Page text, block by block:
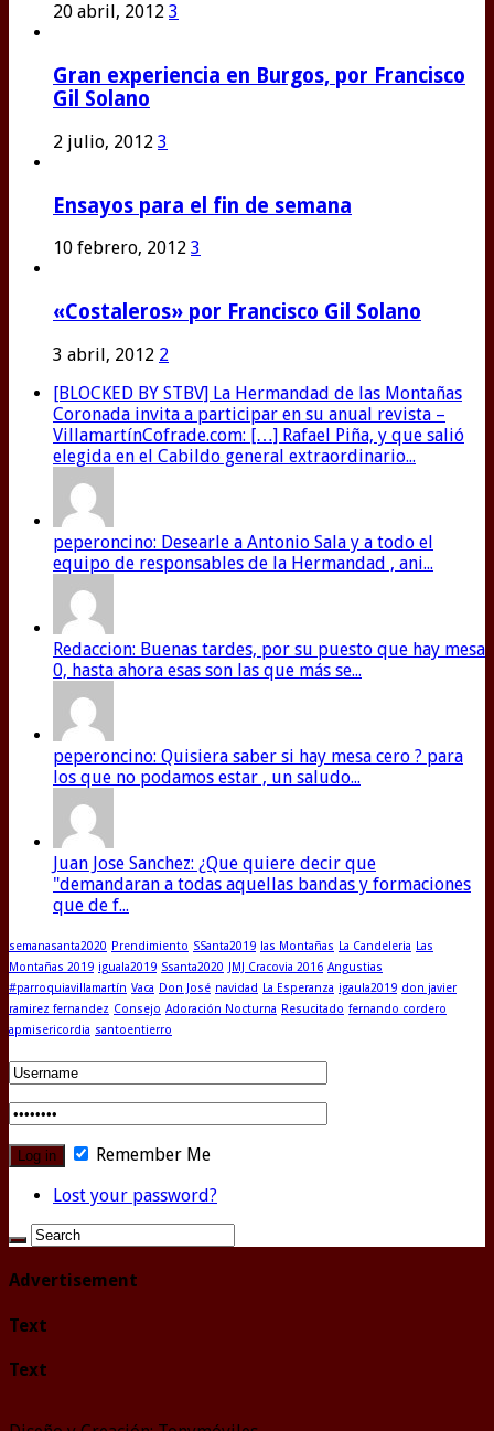
20 abril, 2012 3
Gran experiencia en Burgos, por Francisco
Gil Solano
2 julio, 2012 3
Ensayos para el fin de semana
10 febrero, 2012 3
«Costaleros» por Francisco Gil Solano
3 abril, 2012 2
[BLOCKED BY STBV] La Hermandad de las Montañas
Coronada invita a participar en su anual revista –
VillamartínCofrade.com: […] Rafael Piña, y que salió
elegida en el Cabildo general extraordinario...
peperoncino: Desearle a Antonio Sala y a todo el
equipo de responsables de la Hermandad , ani...
Redaccion: Buenas tardes, por su puesto que hay mesa
0, hasta ahora esas son las que más se...
peperoncino: Quisiera saber si hay mesa cero ? para
los que no podamos estar , un saludo...
Juan Jose Sanchez: ¿Que quiere decir que
"demandaran a todas aquellas bandas y formaciones
que de f...
semanasanta2020 Prendimiento SSanta2019 las Montañas La Candeleria Las
Montañas 2019 iguala2019 Ssanta2020 JMJ Cracovia 2016 Angustias
#parroquiavillamartín Vaca Don José navidad La Esperanza igaula2019 don javier
ramirez fernandez Consejo Adoración Nocturna Resucitado fernando cordero
apmisericordia santoentierro
Remember Me
Lost your password?
Advertisement
Text
Text